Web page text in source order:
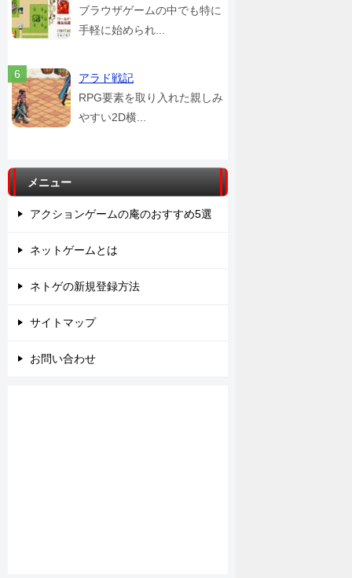
ブラウザゲームの中でも特に
手軽に始められ...
アラド戦記
RPG要素を取り入れた親しみ
やすい2D横...
メニュー
アクションゲームの庵のおすすめ5選
ネットゲームとは
ネトゲの新規登録方法
サイトマップ
お問い合わせ